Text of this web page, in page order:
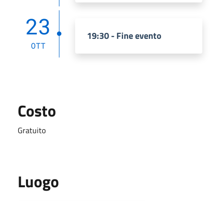
23
OTT
19:30 - Fine evento
Costo
Gratuito
Luogo